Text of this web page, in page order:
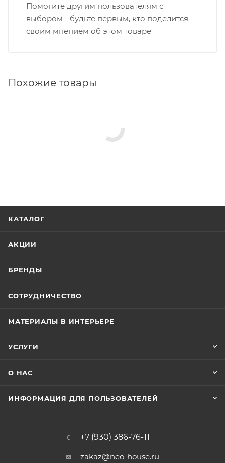
Помогите другим пользователям с
выбором - будьте первым, кто поделится
своим мнением об этом товаре
Похожие товары
КАТАЛОГ
АКЦИИ
БРЕНДЫ
СОТРУДНИЧЕСТВО
МАТЕРИАЛЫ В ИНТЕРЬЕРЕ
УСЛУГИ
О НАС
ИНФОРМАЦИЯ ДЛЯ ПОЛЬЗОВАТЕЛЕЙ
+7 (930) 386-76-11
zakaz@neo-house.ru